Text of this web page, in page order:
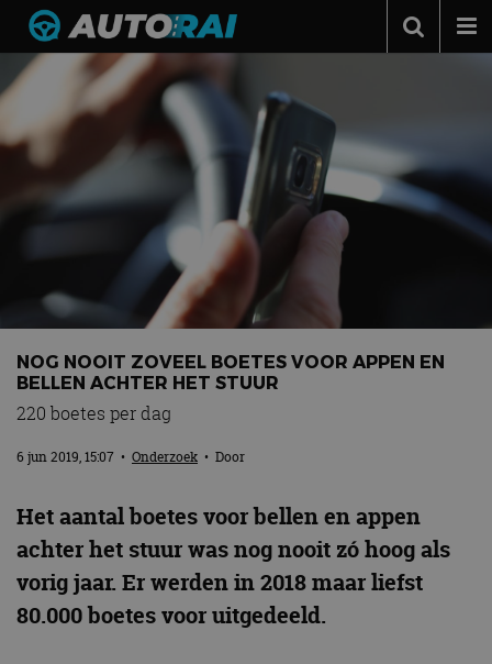
Autonieuws
Podcast
Autotests
Automerken
MotorRAI.nl
NOG NOOIT ZOVEEL BOETES VOOR APPEN EN
BELLEN ACHTER HET STUUR
220 boetes per dag
6 jun 2019, 15:07 • Onderzoek • Door
Het aantal boetes voor bellen en appen
achter het stuur was nog nooit zó hoog als
vorig jaar. Er werden in 2018 maar liefst
80.000 boetes voor uitgedeeld.